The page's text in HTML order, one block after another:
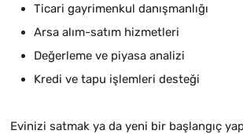
Ticari gayrimenkul danışmanlığı
Arsa alım-satım hizmetleri
Değerleme ve piyasa analizi
Kredi ve tapu işlemleri desteği
Evinizi satmak ya da yeni bir başlangıç